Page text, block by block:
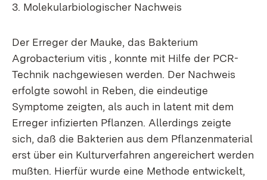
3. Molekularbiologischer Nachweis
Der Erreger der Mauke, das Bakterium
Agrobacterium vitis , konnte mit Hilfe der PCR-
Technik nachgewiesen werden. Der Nachweis
erfolgte sowohl in Reben, die eindeutige
Symptome zeigten, als auch in latent mit dem
Erreger infizierten Pflanzen. Allerdings zeigte
sich, daß die Bakterien aus dem Pflanzenmaterial
erst über ein Kulturverfahren angereichert werden
mußten. Hierfür wurde eine Methode entwickelt,